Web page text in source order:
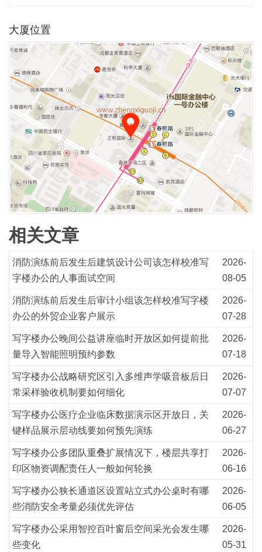
大厦位置
相关文章
消防演练前后发生后建筑设计公司该怎样校准写
字楼办公的人事面试空间
2026-
08-05
消防演练前后发生后审计小组该怎样校准写字楼
办公的外贸企业客户展示
2026-
07-28
写字楼办公晚间公益讲座临时开放区如何提前批
量导入智能照明预约参数
2026-
07-18
写字楼办公战略研究区引入多维声学吸音板后日
常采样验收机制要如何细化
2026-
07-07
写字楼办公医疗企业临床数据演示区开放日，关
键样品展示层动线要如何预先演练
2026-
06-27
写字楼办公多团队重叠扩展情况下，楼层共享打
印区物资调配责任人一般如何轮换
2026-
06-16
写字楼办公狭长通道区设置站立式办公桌时有哪
些消防安全考量必须优先评估
2026-
06-05
写字楼办公采用智控百叶窗后空间采光会发生哪
些变化
2026-
05-31